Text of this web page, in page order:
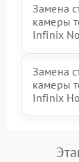
Замена
камеры
Infinix
Замена
камеры
Infinix